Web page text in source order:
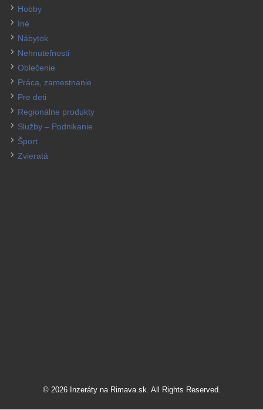
Hobby
Iné
Nábytok
Nehnuteľnosti
Oblečenie
Práca, zamestnanie
Pre deti
Regionálne produkty
Služby – Podnikanie
Šport
Zvieratá
© 2026 Inzeráty na Rimava.sk. All Rights Reserved.